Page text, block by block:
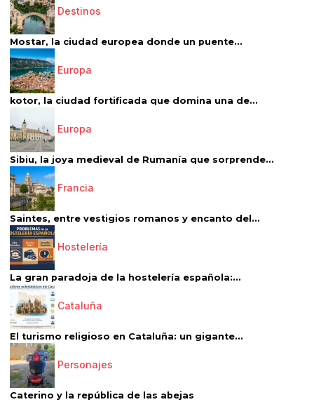
Destinos
Mostar, la ciudad europea donde un puente...
Europa
kotor, la ciudad fortificada que domina una de...
Europa
Sibiu, la joya medieval de Rumanía que sorprende...
Francia
Saintes, entre vestigios romanos y encanto del...
Hostelería
La gran paradoja de la hostelería española:...
Cataluña
El turismo religioso en Cataluña: un gigante...
Personajes
Caterino y la república de las abejas